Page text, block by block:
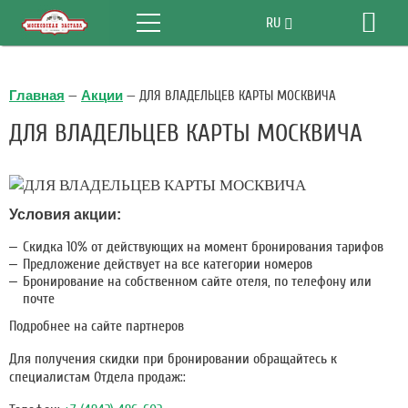
Меню RU
Главная — Акции — ДЛЯ ВЛАДЕЛЬЦЕВ КАРТЫ МОСКВИЧА
ДЛЯ ВЛАДЕЛЬЦЕВ КАРТЫ МОСКВИЧА
Условия акции:
Скидка 10% от действующих на момент бронирования тарифов
Предложение действует на все категории номеров
Бронирование на собственном сайте отеля, по телефону или
почте
Подробнее на сайте партнеров
Для получения скидки при бронировании обращайтесь к
специалистам Отдела продаж::